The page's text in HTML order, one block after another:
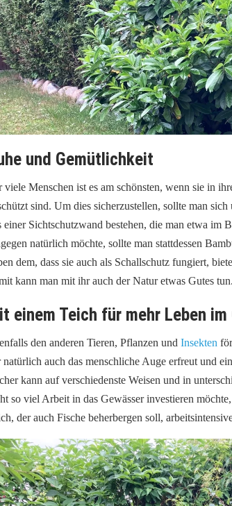
und Gemütlichkeit
viele Menschen ist es am schönsten, wenn sie in
sind. Um dies sicherzustellen, sollte man
einer Sichtschutzwand bestehen, die man etwa im
natürlich möchte, sollte man stattdessen
dem, dass sie auch als Schallschutz fungiert,
kann man mit ihr auch der Natur etwas Gutes tun.
einem Teich für mehr Leben
den anderen Tieren, Pflanzen und Insekten
natürlich auch das menschliche Auge erfreut und
kann auf verschiedenste Weisen und in
so viel Arbeit in das Gewässer investieren
der auch Fische beherbergen soll,